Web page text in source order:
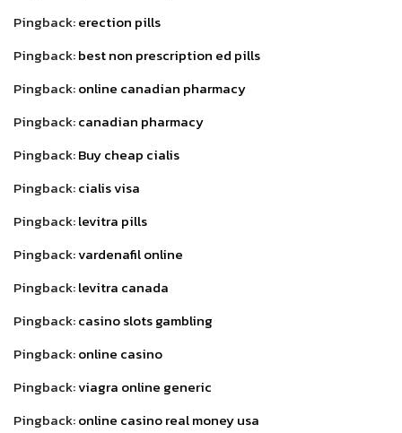
Pingback:erection pills
Pingback:best non prescription ed pills
Pingback:online canadian pharmacy
Pingback:canadian pharmacy
Pingback:Buy cheap cialis
Pingback:cialis visa
Pingback:levitra pills
Pingback:vardenafil online
Pingback:levitra canada
Pingback:casino slots gambling
Pingback:online casino
Pingback:viagra online generic
Pingback:online casino real money usa